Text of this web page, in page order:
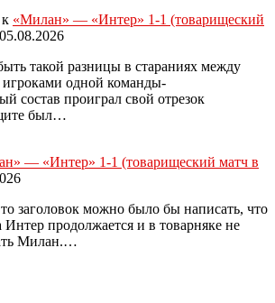
к «Милан» — «Интер» 1-1 (товарищеский
05.08.2026
такой разницы в стараниях между
одной команды-
состав проиграл свой отрезок
был…
— «Интер» 1-1 (товарищеский матч в
заголовок можно было бы написать, что
Интер продолжается и в товарняке не
Милан.…